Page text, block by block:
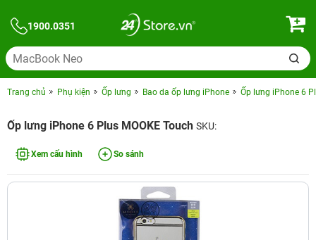
1900.0351
Trang chủ Phụ kiện Ốp lưng Bao da ốp lưng iPhone Ốp lưng iPhone 6
Ốp lưng iPhone 6 Plus MOOKE Touch SKU:
Xem cấu hình So sánh